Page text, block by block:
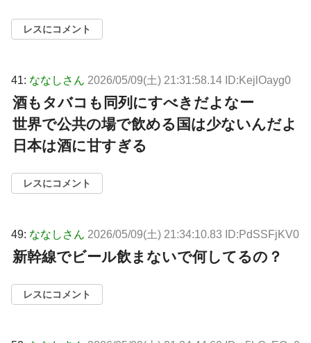
レスにコメント
41: ななしさん 2026/05/09(土) 21:31:58.14 ID:KejlOayg0
酒もタバコも同列にすべきだよなー
世界で公共の場で飲める国は少ないんだよ
日本は酒に甘すぎる
レスにコメント
49: ななしさん 2026/05/09(土) 21:34:10.83 ID:PdSSFjKV0
新幹線でビール飲まないで何してるの？
レスにコメント